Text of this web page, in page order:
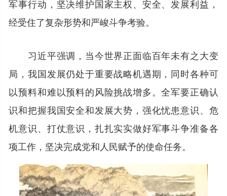
军事行动，坚决维护国家主权、安全、发展利益，
经受住了复杂形势和严峻斗争考验。
习近平强调，当今世界正面临百年未有之大变
局，我国发展仍处于重要战略机遇期，同时各种可
以预料和难以预料的风险挑战增多。全军要正确认
识和把握我国安全和发展大势，强化忧患意识、危
机意识、打仗意识，扎扎实实做好军事斗争准备各
项工作，坚决完成党和人民赋予的使命任务。